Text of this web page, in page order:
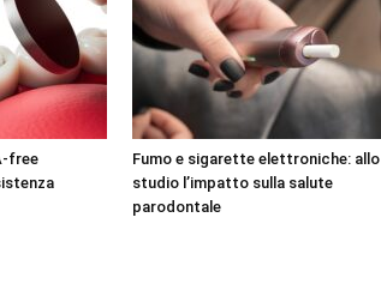
free
Fumo e sigarette elettroniche: allo
studio l’impatto sulla salute
parodontale